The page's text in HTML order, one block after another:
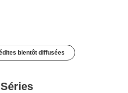
bientôt diffusées